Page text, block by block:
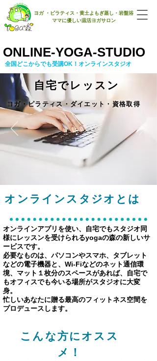
​ヨガ ・ピラティス・黄土よもぎ蒸し・岩盤浴
ママに優しい​温活ヨガサロン
ONLINE-YOGA-STUDIO
​全国どこからでも受講OK！オンラインスタジオ
​自宅でレッスン
​ヨガ・ピラティス・ダイエット・資格取得
​オンラインスタジオとは
オンラインアプリを使い、自宅でもスタジオ同
様にレッスンを受けられるyogaの森の新しいサ
ービスです。
必要なものは、パソコンやスマホ、タブレット
などの電子機器と、Wi-Fiなどのネット通信環
境、マット１枚分のスペースがあれば、自宅で
もオフィスでも今いる場所がスタジオに大変
身。
​忙しいあなたに贈る最高のフィットネス空間を
プロデュースします。
​こんな方にオスス
メ！